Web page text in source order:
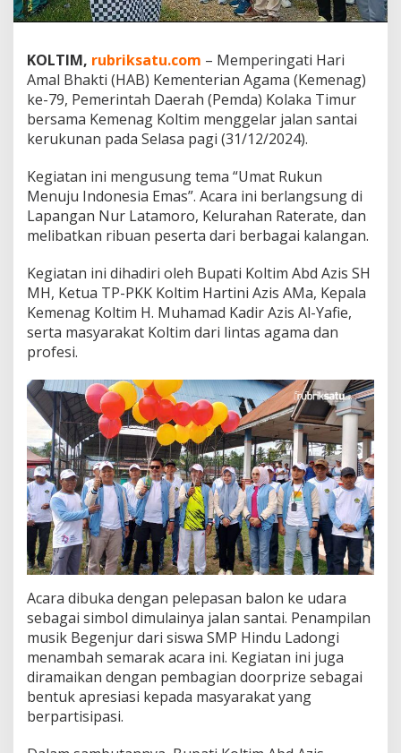
W
u
u
d
e
r
u
u
a
n
U
a
B
e
r
a
m
a
d
i
K
o
l
t
i
m
KOLTIM, rubriksatu.com – Memperingati Hari
Amal Bhakti (HAB) Kementerian Agama (Kemenag)
ke-79, Pemerintah Daerah (Pemda) Kolaka Timur
bersama Kemenag Koltim menggelar jalan santai
kerukunan pada Selasa pagi (31/12/2024).
Kegiatan ini mengusung tema “Umat Rukun
Menuju Indonesia Emas”. Acara ini berlangsung di
Lapangan Nur Latamoro, Kelurahan Raterate, dan
melibatkan ribuan peserta dari berbagai kalangan.
Kegiatan ini dihadiri oleh Bupati Koltim Abd Azis SH
MH, Ketua TP-PKK Koltim Hartini Azis AMa, Kepala
Kemenag Koltim H. Muhamad Kadir Azis Al-Yafie,
serta masyarakat Koltim dari lintas agama dan
profesi.
Acara dibuka dengan pelepasan balon ke udara
sebagai simbol dimulainya jalan santai. Penampilan
musik Begenjur dari siswa SMP Hindu Ladongi
menambah semarak acara ini. Kegiatan ini juga
diramaikan dengan pembagian doorprize sebagai
bentuk apresiasi kepada masyarakat yang
berpartisipasi.